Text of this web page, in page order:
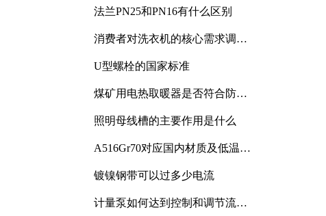
法兰PN25和PN16有什么区别
消费者对洗衣机的核心需求调研
U型螺栓的国家标准
煤矿用电热取暖器是否符合防爆
照明母线槽的主要作用是什么
A516Gr70对应国内材质及低温冲
镀镍钢带可以过多少电流
计量泵如何达到控制和调节流量